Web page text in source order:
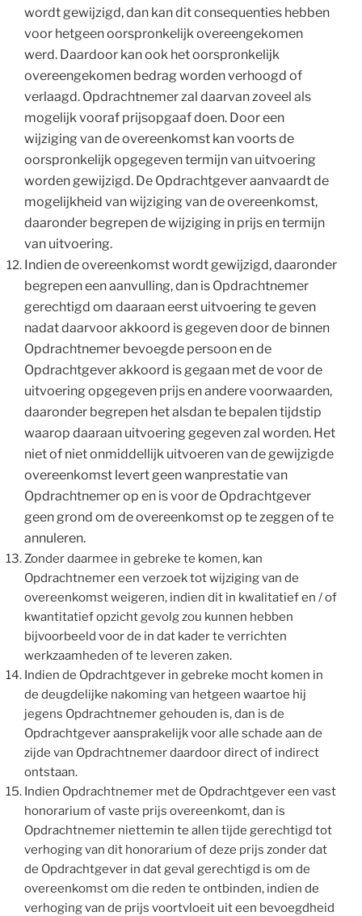
wordt gewijzigd, dan kan dit consequenties hebben
voor hetgeen oorspronkelijk overeengekomen
werd. Daardoor kan ook het oorspronkelijk
overeengekomen bedrag worden verhoogd of
verlaagd. Opdrachtnemer zal daarvan zoveel als
mogelijk vooraf prijsopgaaf doen. Door een
wijziging van de overeenkomst kan voorts de
oorspronkelijk opgegeven termijn van uitvoering
worden gewijzigd. De Opdrachtgever aanvaardt de
mogelijkheid van wijziging van de overeenkomst,
daaronder begrepen de wijziging in prijs en termijn
van uitvoering.
Indien de overeenkomst wordt gewijzigd, daaronder
begrepen een aanvulling, dan is Opdrachtnemer
gerechtigd om daaraan eerst uitvoering te geven
nadat daarvoor akkoord is gegeven door de binnen
Opdrachtnemer bevoegde persoon en de
Opdrachtgever akkoord is gegaan met de voor de
uitvoering opgegeven prijs en andere voorwaarden,
daaronder begrepen het alsdan te bepalen tijdstip
waarop daaraan uitvoering gegeven zal worden. Het
niet of niet onmiddellijk uitvoeren van de gewijzigde
overeenkomst levert geen wanprestatie van
Opdrachtnemer op en is voor de Opdrachtgever
geen grond om de overeenkomst op te zeggen of te
annuleren.
Zonder daarmee in gebreke te komen, kan
Opdrachtnemer een verzoek tot wijziging van de
overeenkomst weigeren, indien dit in kwalitatief en / of
kwantitatief opzicht gevolg zou kunnen hebben
bijvoorbeeld voor de in dat kader te verrichten
werkzaamheden of te leveren zaken.
Indien de Opdrachtgever in gebreke mocht komen in
de deugdelijke nakoming van hetgeen waartoe hij
jegens Opdrachtnemer gehouden is, dan is de
Opdrachtgever aansprakelijk voor alle schade aan de
zijde van Opdrachtnemer daardoor direct of indirect
ontstaan.
Indien Opdrachtnemer met de Opdrachtgever een vast
honorarium of vaste prijs overeenkomt, dan is
Opdrachtnemer niettemin te allen tijde gerechtigd tot
verhoging van dit honorarium of deze prijs zonder dat
de Opdrachtgever in dat geval gerechtigd is om de
overeenkomst om die reden te ontbinden, indien de
verhoging van de prijs voortvloeit uit een bevoegdheid